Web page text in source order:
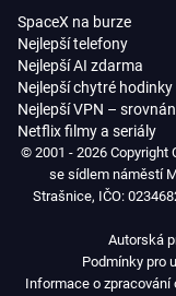
SpaceX na burze
Nejlepší telefony
Nejlepší AI zdarma
Nejlepší chytré hodinky
Nejlepší VPN –
Netflix filmy a seriály
© 2001 - 2026 Copyright
se sídlem náměstí
Strašnice, IČO:
Autorská
Podmínky pro
Informace o zpracování